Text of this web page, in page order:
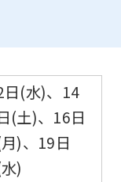
(水)、14
(土)、16日
)、19日
)